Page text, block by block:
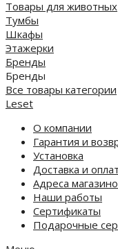
Товары для животных
Тумбы
Шкафы
Этажерки
Бренды
Бренды
Все товары категории
Leset
О компании
Гарантия и
Установка
Доставка и
Адреса
Наши работы
Сертификаты
Подарочные